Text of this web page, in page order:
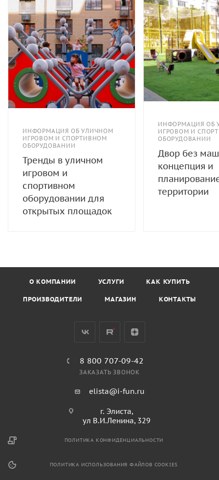
ИНФОРМАЦИЯ ОБ УЛИЧНОМ
ИГРОВОМ И СПОРТИВНОМ
ОБОРУДОВАНИИ
Тренды в уличном
игровом и
спортивном
оборудовании для
открытых площадок
ИНФОРМАЦИЯ ОБ
ИГРОВОМ И
ОБОРУДОВАНИИ
Двор без
концепция и
территории
О КОМПАНИИ УСЛУГИ КАК КУПИТЬ
ПРОИЗВОДИТЕЛИ МАГАЗИН КОНТАКТЫ
8 800 707-09-42
ЗАКАЗАТЬ ЗВОНОК
elista@i-fun.ru
г. Элиста,
ул В.И.Ленина, 329
ПОЛИТИКА КОНФИДЕНЦИАЛЬНОСТИ
ПОЛИТИКА ИСПОЛЬЗОВАНИЯ ФАЙЛОВ COOKIES